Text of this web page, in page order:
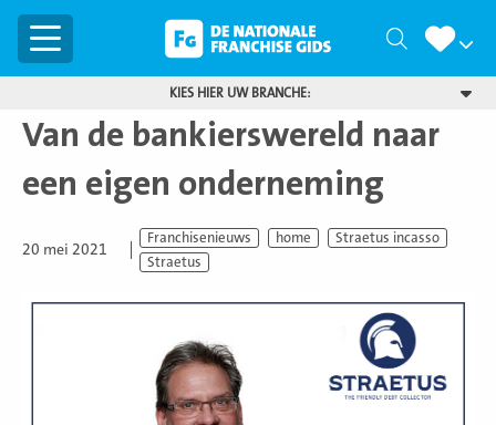
Menu Zoeken
KIES HIER UW BRANCHE:
Van de bankierswereld naar
een eigen onderneming
20 mei 2021
Franchisenieuws home
Straetus incasso
Straetus